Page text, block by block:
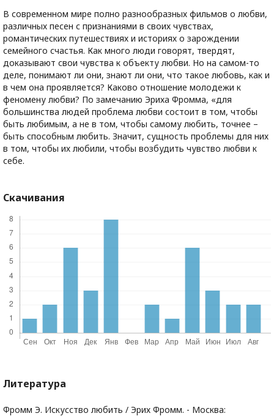
В современном мире полно разнообразных фильмов о любви,
различных песен с признаниями в своих чувствах,
романтических путешествиях и историях о зарождении
семейного счастья. Как много люди говорят, твердят,
доказывают свои чувства к объекту любви. Но на самом-то
деле, понимают ли они, знают ли они, что такое любовь, как и
в чем она проявляется? Каково отношение молодежи к
феномену любви? По замечанию Эриха Фромма, «для
большинства людей проблема любви состоит в том, чтобы
быть любимым, а не в том, чтобы самому любить, точнее –
быть способным любить. Значит, сущность проблемы для них
в том, чтобы их любили, чтобы возбудить чувство любви к
себе.
Скачивания
Литература
Фромм Э. Искусство любить / Эрих Фромм. - Москва: